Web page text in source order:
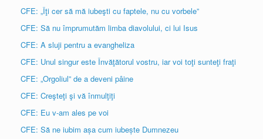
CFE: „Îţi cer să mă iubeşti cu faptele, nu cu vorbele”
CFE: Să nu împrumutăm limba diavolului, ci lui Isus
CFE: A sluji pentru a evangheliza
CFE: Unul singur este Învăţătorul vostru, iar voi toţi sunteţi fraţi
CFE: „Orgoliul” de a deveni pâine
CFE: Creşteţi şi vă înmulţiţi
CFE: Eu v-am ales pe voi
CFE: Să ne iubim așa cum iubește Dumnezeu